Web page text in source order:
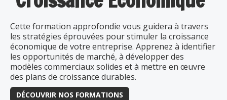
Cette formation approfondie vous guidera à travers
les stratégies éprouvées pour stimuler la croissance
économique de votre entreprise. Apprenez à identifier
les opportunités de marché, à développer des
modèles commerciaux solides et à mettre en œuvre
des plans de croissance durables.
DÉCOUVRIR NOS FORMATIONS